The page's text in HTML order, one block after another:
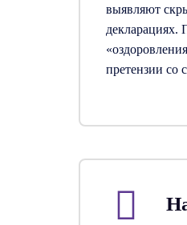
выявляют
декларациях.
претензии